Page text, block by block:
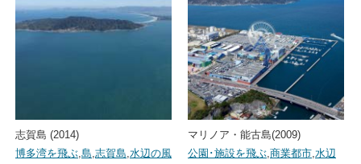
志賀島 (2014)
博多湾を飛ぶ,島,志賀島,水辺の風
マリノア・能古島(2009)
公園･施設を飛ぶ,商業都市,水辺